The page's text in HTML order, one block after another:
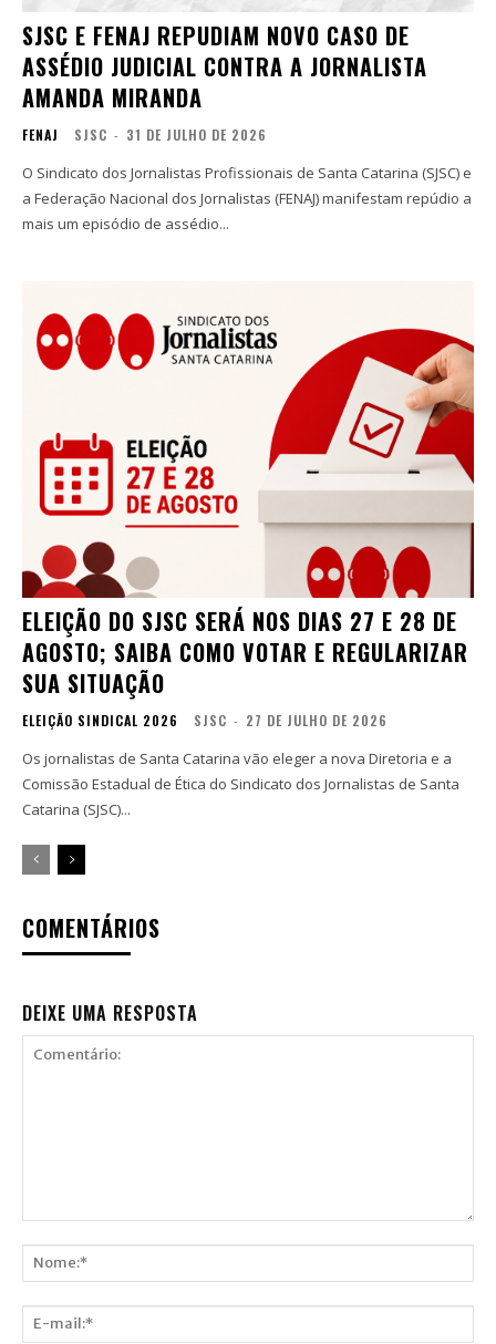
SJSC E FENAJ REPUDIAM NOVO CASO DE
ASSÉDIO JUDICIAL CONTRA A JORNALISTA
AMANDA MIRANDA
FENAJ SJSC - 31 DE JULHO DE 2026
O Sindicato dos Jornalistas Profissionais de Santa Catarina (SJSC) e
a Federação Nacional dos Jornalistas (FENAJ) manifestam repúdio a
mais um episódio de assédio...
ELEIÇÃO DO SJSC SERÁ NOS DIAS 27 E 28 DE
AGOSTO; SAIBA COMO VOTAR E REGULARIZAR
SUA SITUAÇÃO
ELEIÇÃO SINDICAL 2026 SJSC - 27 DE JULHO DE 2026
Os jornalistas de Santa Catarina vão eleger a nova Diretoria e a
Comissão Estadual de Ética do Sindicato dos Jornalistas de Santa
Catarina (SJSC)...
COMENTÁRIOS
DEIXE UMA RESPOSTA